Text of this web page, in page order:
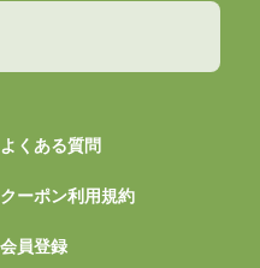
よくある質問
クーポン利用規約
会員登録